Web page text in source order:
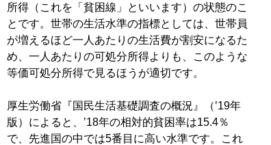
所得（これを「貧困線」といいます）の状態のこ
とです。世帯の生活水準の指標としては、世帯員
が増えるほど一人あたりの生活費が割安になるた
め、一人あたりの可処分所得よりも、このような
等価可処分所得で見るほうが適切です。
厚生労働省『国民生活基礎調査の概況』（’19年
版）によると、’18年の相対的貧困率は15.4％
で、先進国の中では5番目に高い水準です。これ